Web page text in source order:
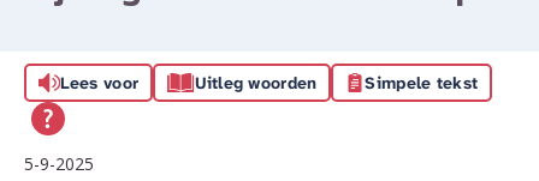
Lees voor Uitleg woorden Simpele tekst
5-9-2025